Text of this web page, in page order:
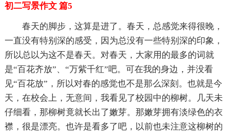
初二写景作文 篇5
春天的脚步，这算是进了。春天，总感觉来得很晚，
一直没有特别深的感受，因为总没有一些特别深的印象，
所以总以为这不是春天。对春天，大家用的最多的词就
是“百花齐放”、“万紫千红”吧。可在我的身边，并没看
见“百花放”，所以对春的感觉也不是那么深刻。也就是今
天，在校会上，无意间，我看见了校园中的柳树。几天未
仔细看，那柳树竟就长出了嫩芽。那嫩芽拥有淡绿色的衣
襟，很是漂亮。也许是看多了吧，以前也未注意这柳树的